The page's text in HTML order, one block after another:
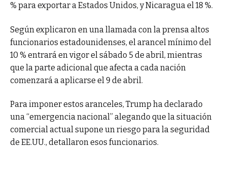
% para exportar a Estados Unidos, y Nicaragua el 18 %.
Según explicaron en una llamada con la prensa altos
funcionarios estadounidenses, el arancel mínimo del
10 % entrará en vigor el sábado 5 de abril, mientras
que la parte adicional que afecta a cada nación
comenzará a aplicarse el 9 de abril.
Para imponer estos aranceles, Trump ha declarado
una “emergencia nacional” alegando que la situación
comercial actual supone un riesgo para la seguridad
de EE.UU., detallaron esos funcionarios.